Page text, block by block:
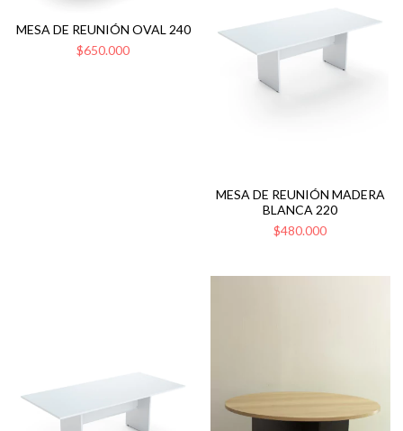
MESA DE REUNIÓN OVAL 240
$650.000
MESA DE REUNIÓN MADERA
BLANCA 220
$480.000